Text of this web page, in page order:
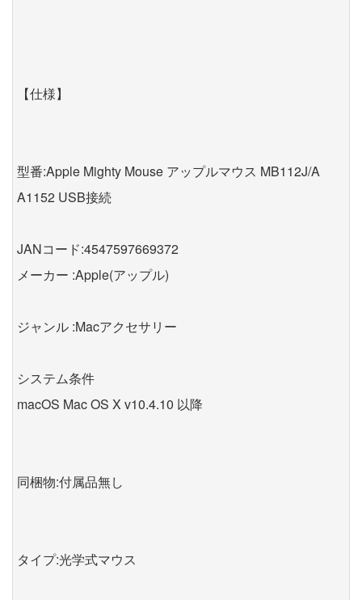
【仕様】
型番:Apple Mighty Mouse アップルマウス MB112J/A
A1152 USB接続
JANコード:4547597669372
メーカー :Apple(アップル)
ジャンル :Macアクセサリー
システム条件
macOS Mac OS X v10.4.10 以降
同梱物:付属品無し
タイプ:光学式マウス